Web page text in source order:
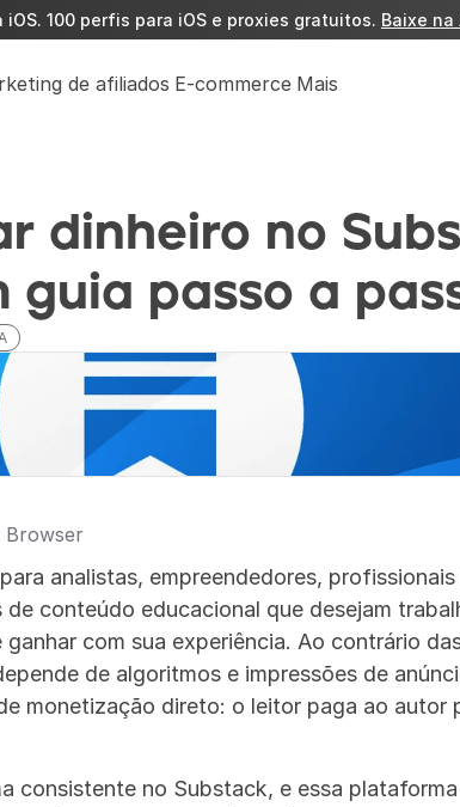
100 perfis para iOS e proxies gratuitos. Baixe na
de afiliados E-commerce Mais
dinheiro no
guia passo a
analistas, empreendedores,
conteúdo educacional que desejam
com sua experiência. Ao contrário
de algoritmos e impressões de
monetização direto: o leitor paga ao autor
consistente no Substack, e essa